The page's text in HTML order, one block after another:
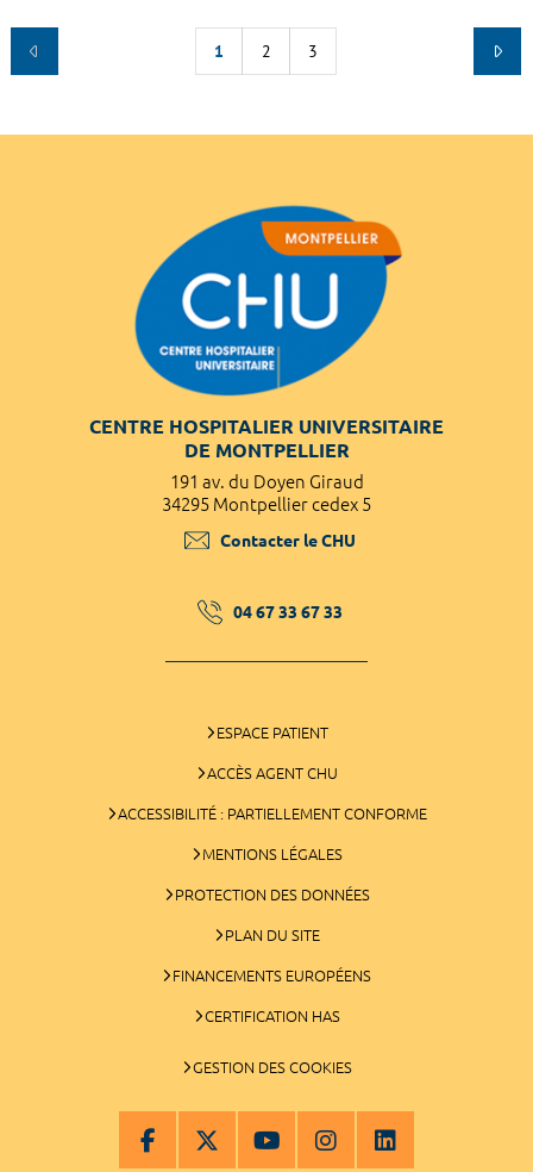
1 2 3
CENTRE HOSPITALIER UNIVERSITAIRE
DE MONTPELLIER
191 av. du Doyen Giraud
34295 Montpellier cedex 5
Contacter le CHU
04 67 33 67 33
ESPACE PATIENT
ACCÈS AGENT CHU
ACCESSIBILITÉ : PARTIELLEMENT CONFORME
MENTIONS LÉGALES
PROTECTION DES DONNÉES
PLAN DU SITE
FINANCEMENTS EUROPÉENS
CERTIFICATION HAS
GESTION DES COOKIES